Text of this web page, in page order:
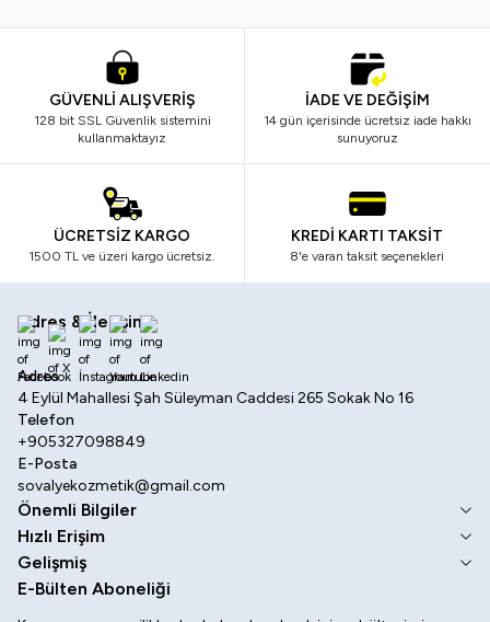
GÜVENLİ ALIŞVERİŞ
128 bit SSL Güvenlik sistemini
kullanmaktayız
İADE VE DEĞİŞİM
14 gün içerisinde ücretsiz iade hakkı
sunuyoruz
ÜCRETSİZ KARGO
1500 TL ve üzeri kargo ücretsiz.
KREDİ KARTI TAKSİT
8'e varan taksit seçenekleri
Adres & İletişim
Adres
4 Eylül Mahallesi Şah Süleyman Caddesi 265 Sokak No 16
Telefon
+905327098849
E-Posta
sovalyekozmetik@gmail.com
Facebook
X İnstagram
Youtube
Önemli Bilgiler
Hızlı Erişim
Gelişmiş
E-Bülten Aboneliği